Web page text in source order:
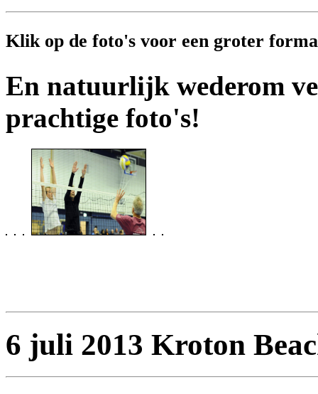
Klik op de foto's voor een groter
En natuurlijk wederom
prachtige foto's!
6 juli 2013 Kroton